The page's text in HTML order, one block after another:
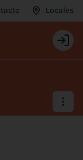
Locales
Login